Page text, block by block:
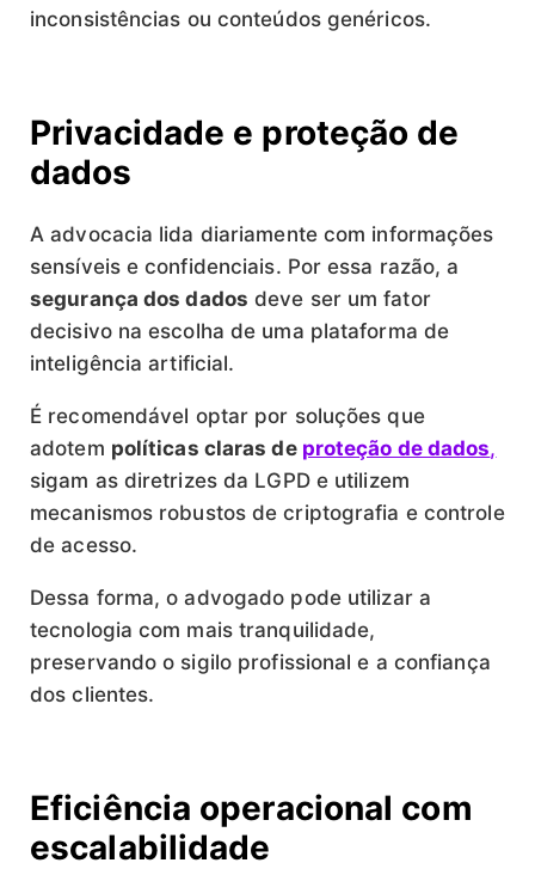
inconsistências ou conteúdos genéricos.
Privacidade e proteção de
dados
A advocacia lida diariamente com informações
sensíveis e confidenciais. Por essa razão, a
segurança dos dados deve ser um fator
decisivo na escolha de uma plataforma de
inteligência artificial.
É recomendável optar por soluções que
adotem políticas claras de proteção de dados,
sigam as diretrizes da LGPD e utilizem
mecanismos robustos de criptografia e controle
de acesso.
Dessa forma, o advogado pode utilizar a
tecnologia com mais tranquilidade,
preservando o sigilo profissional e a confiança
dos clientes.
Eficiência operacional com
escalabilidade